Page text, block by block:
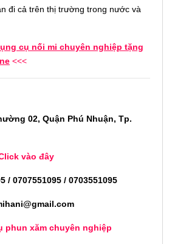
đi cả trên thị trường trong nước và
cụ nối mi chuyên nghiệp tặng
<<<
02, Quận Phú Nhuận, Tp.
vào đây
/ 0707551095 / 0703551095
phun xăm chuyên nghiệp